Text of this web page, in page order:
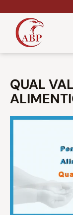
QUAL